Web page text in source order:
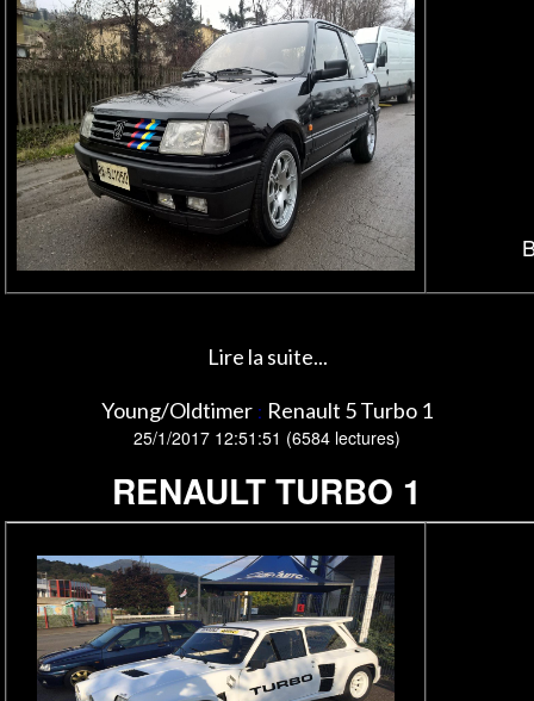
Lire la suite...
Young/Oldtimer : Renault 5 Turbo 1
25/1/2017 12:51:51 (6584 lectures)
RENAULT TURBO 1